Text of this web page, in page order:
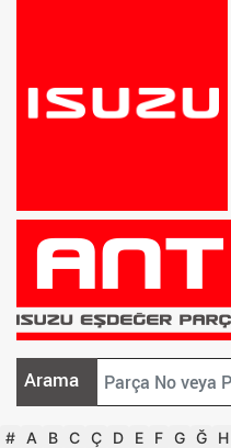
Arama
# A B C Ç D E F G Ğ H